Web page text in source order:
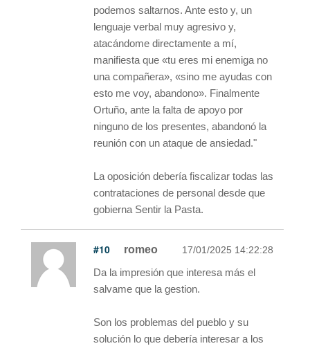
podemos saltarnos. Ante esto y, un
lenguaje verbal muy agresivo y,
atacándome directamente a mí,
manifiesta que «tu eres mi enemiga no
una compañera», «sino me ayudas con
esto me voy, abandono». Finalmente
Ortuño, ante la falta de apoyo por
ninguno de los presentes, abandonó la
reunión con un ataque de ansiedad."
La oposición debería fiscalizar todas las
contrataciones de personal desde que
gobierna Sentir la Pasta.
#10 romeo 17/01/2025 14:22:28
Da la impresión que interesa más el
salvame que la gestion.
Son los problemas del pueblo y su
solución lo que debería interesar a los